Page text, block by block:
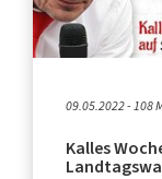
09.05.2022 - 108
Kalles